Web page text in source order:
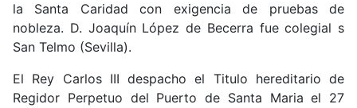
la Santa Caridad con exigencia de pruebas de
nobleza. D. Joaquín López de Becerra fue colegial s
San Telmo (Sevilla).
El Rey Carlos III despacho el Titulo hereditario de
Regidor Perpetuo del Puerto de Santa Maria el 27